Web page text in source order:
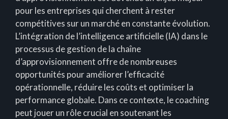
pour les entreprises qui cherchent à rester
compétitives sur un marché en constante évolution.
L’intégration de l’intelligence artificielle (IA) dans le
processus de gestion de la chaîne
d’approvisionnement offre de nombreuses
opportunités pour améliorer l’efficacité
opérationnelle, réduire les coûts et optimiser la
performance globale. Dans ce contexte, le coaching
peut jouer un rôle crucial en soutenant les